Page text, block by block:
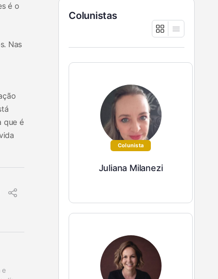
é o
Nas
que é
e
Colunistas
Colunista
Juliana Milanezi